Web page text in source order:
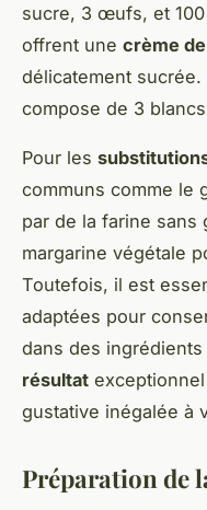
sucre, 3 œufs, et
offrent une crème
délicatement
compose de 3
Pour les
communs comme le
par de la farine sans
margarine végétale
Toutefois, il est
adaptées pour
dans des
résultat
gustative inégalée à
Préparation de